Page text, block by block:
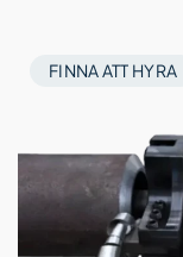
FINNA ATT HYRA